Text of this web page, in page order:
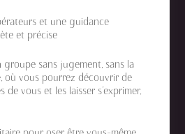
et une guidance
et précise
groupe sans jugement, sans la
où vous pourrez découvrir de
de vous et les laisser s’exprimer,